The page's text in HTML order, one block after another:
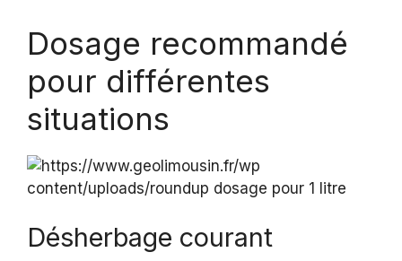
Dosage recommandé
pour différentes
situations
Désherbage courant